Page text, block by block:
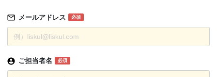
メールアドレス 必須
ご担当者名 必須